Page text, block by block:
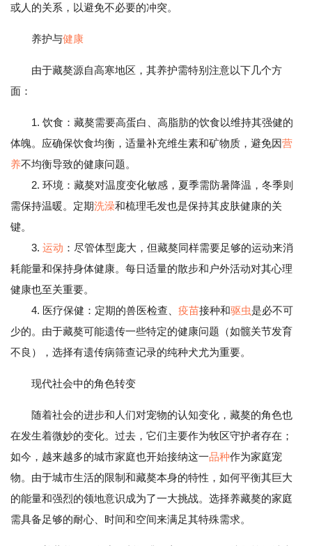
或人的关系，以避免不必要的冲突。
养护与健康
由于藏獒源自高寒地区，其养护需特别注意以下几个方
面：
1. 饮食：藏獒需要高蛋白、高脂肪的饮食以维持其强健的
体魄。应确保饮食均衡，适量补充维生素和矿物质，避免因营
养不均衡导致的健康问题。
2. 环境：藏獒对温度变化敏感，夏季需防暑降温，冬季则
需保持温暖。定期洗澡和梳理毛发也是保持其皮肤健康的关
键。
3. 运动 ：尽管体型庞大，但藏獒同样需要足够的运动来消
耗能量和保持身体健康。每日适量的散步和户外活动对其心理
健康也至关重要。
4. 医疗保健：定期的兽医检查、 疫苗接种和驱虫是必不可
少的。由于藏獒可能遗传一些特定的健康问题（如髋关节发育
不良），选择有遗传病筛查记录的纯种犬尤为重要。
现代社会中的角色转变
随着社会的进步和人们对宠物的认知变化，藏獒的角色也
在发生着微妙的变化。过去，它们主要作为牧区守护者存在；
如今，越来越多的城市家庭也开始接纳这一品种作为家庭宠
物。由于城市生活的限制和藏獒本身的特性，如何平衡其巨大
的能量和强烈的领地意识成为了一大挑战。选择养藏獒的家庭
需具备足够的耐心、时间和空间来满足其特殊需求。